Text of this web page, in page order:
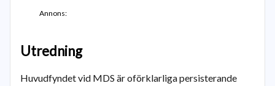
Annons:
Utredning
Huvudfyndet vid MDS är oförklarliga persisterande